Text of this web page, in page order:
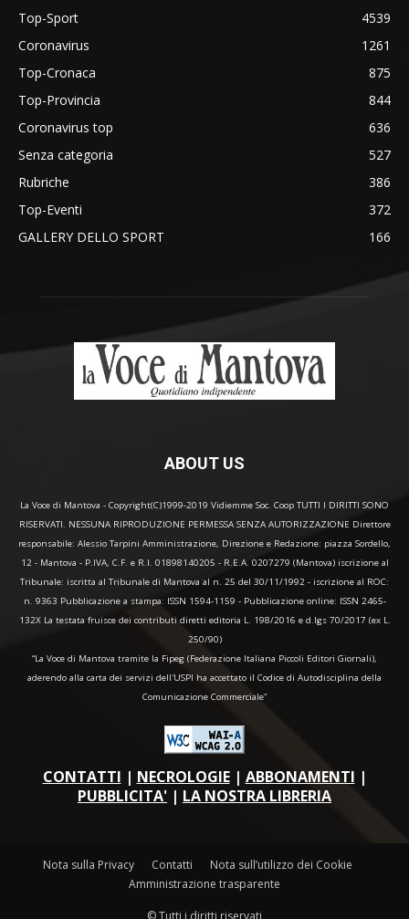
Top-Sport
4539
Coronavirus
1261
Top-Cronaca
875
Top-Provincia
844
Coronavirus top
636
Senza categoria
527
Rubriche
386
Top-Eventi
372
GALLERY DELLO SPORT
166
ABOUT US
La Voce di Mantova - Copyright(C)1999-2019 Vidiemme Soc. Coop TUTTI I DIRITTI SONO
RISERVATI. NESSUNA RIPRODUZIONE PERMESSA SENZA AUTORIZZAZIONE Direttore
responsabile: Alessio Tarpini Amministrazione, Direzione e Redazione: piazza Sordello,
12 - Mantova - P.IVA, C.F. e R.I. 01898140205 - R.E.A. 0207279 (Mantova) iscrizione al
Tribunale: iscritta al Tribunale di Mantova al n. 25 del 30/11/1992 - iscrizione al ROC:
n. 9363 Pubblicazione a stampa: ISSN 1594-1159 - Pubblicazione online: ISSN 2465-
132X La testata fruisce dei contributi diretti editoria L. 198/2016 e d.lgs 70/2017 (ex L.
250/90)
“La Voce di Mantova tramite la Fipeg (Federazione Italiana Piccoli Editori Giornali),
aderendo alla carta dei servizi dell'USPI ha accettato il Codice di Autodisciplina della
Comunicazione Commerciale"
CONTATTI | NECROLOGIE| ABBONAMENTI |
PUBBLICITA' | LA NOSTRA LIBRERIA
Nota sulla Privacy Contatti
Nota sull’utilizzo dei Cookie
Amministrazione trasparente